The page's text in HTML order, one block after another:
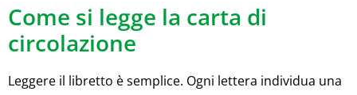
Come si legge la carta di
circolazione
Leggere il libretto è semplice. Ogni lettera individua una